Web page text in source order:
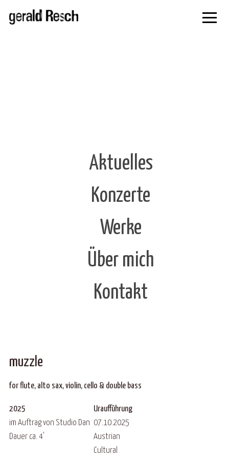
zur
Aktuelles
Konzerte
Werke
Über mich
Kontakt
muzzle
for flute, alto sax, violin, cello & double bass
2025
im Auftrag von Studio Dan
Dauer ca. 4'
Uraufführung
07.10.2025
Austrian
Cultural